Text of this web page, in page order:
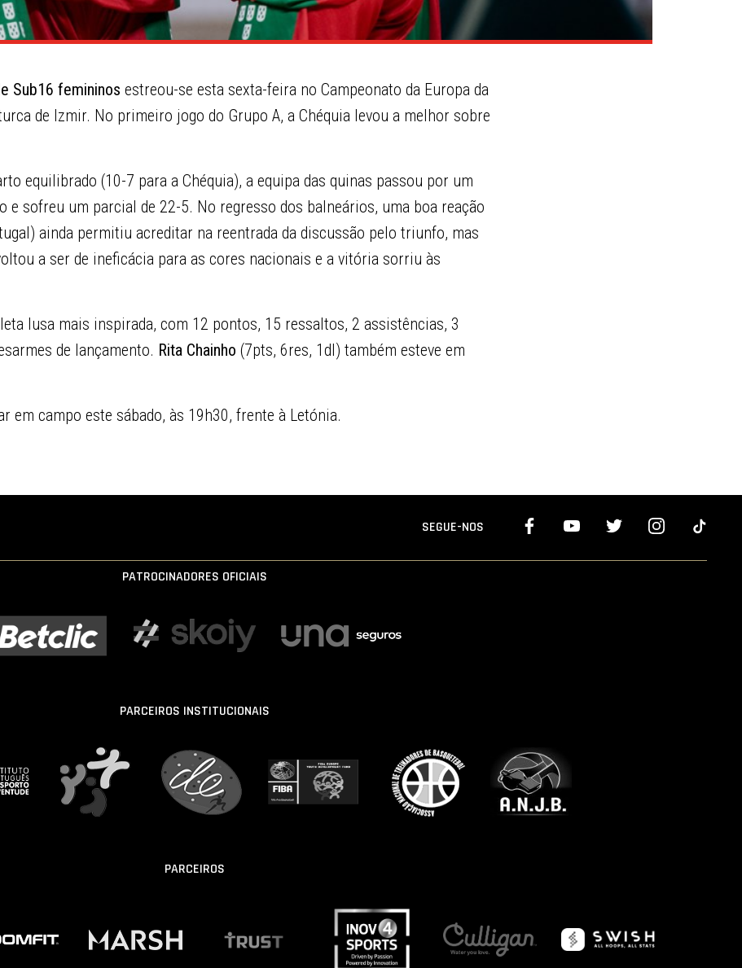
Sub16 femininos estreou-se esta sexta-feira no Campeonato da Europa da
de Izmir. No primeiro jogo do Grupo A, a Chéquia levou a melhor sobre
equilibrado (10-7 para a Chéquia), a equipa das quinas passou por um
e sofreu um parcial de 22-5. No regresso dos balneários, uma boa reação
ainda permitiu acreditar na reentrada da discussão pelo triunfo, mas
a ser de ineficácia para as cores nacionais e a vitória sorriu às
lusa mais inspirada, com 12 pontos, 15 ressaltos, 2 assistências, 3
de lançamento. Rita Chainho (7pts, 6res, 1dl) também esteve em
em campo este sábado, às 19h30, frente à Letónia.
SEGUE-NOS
PATROCINADORES OFICIAIS
PARCEIROS INSTITUCIONAIS
PARCEIROS